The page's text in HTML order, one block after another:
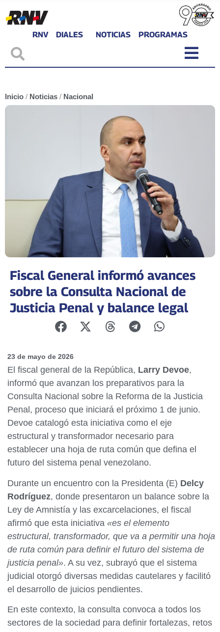
RNV DIALES NOTICIAS PROGRAMAS
Inicio / Noticias / Nacional
Fiscal General informó avances
sobre la Consulta Nacional de
Justicia Penal y balance legal
23 de mayo de 2026
El fiscal general de la República, Larry Devoe,
informó que avanzan los preparativos para la
Consulta Nacional sobre la Reforma de la Justicia
Penal, proceso que iniciará el próximo 1 de junio.
Devoe catalogó esta iniciativa como el eje
estructural y transformador necesario para
establecer una hoja de ruta común que defina el
futuro del sistema penal venezolano.
Durante un encuentro con la Presidenta (E) Delcy
Rodríguez, donde presentaron un balance sobre la
Ley de Amnistía y las excarcelaciones, el fiscal
afirmó que esta iniciativa «es el elemento
estructural, transformador, que va a permitir una hoja
de ruta común para definir el futuro del sistema de
justicia penal». A su vez, subrayó que el sistema
judicial otorgó diversas medidas cautelares y facilitó
el desarrollo de juicios pendientes.
En este contexto, la consulta convoca a todos los
sectores de la sociedad para definir fortalezas, retos